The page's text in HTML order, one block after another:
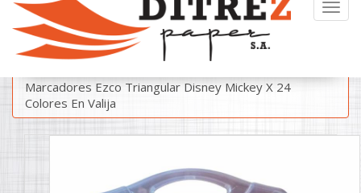
Marcadores Ezco Triangular Disney Mickey X 24
Colores En Valija